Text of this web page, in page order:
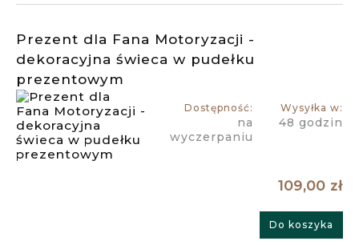
Prezent dla Fana Motoryzacji -
dekoracyjna świeca w pudełku
prezentowym
Dostępność:
na
wyczerpaniu
Wysyłka w:
48 godzin
109,00 zł
Do koszyka